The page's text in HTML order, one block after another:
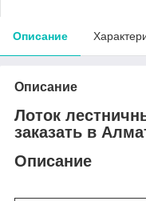
Описание
Описание
Лоток
заказать в
Описание